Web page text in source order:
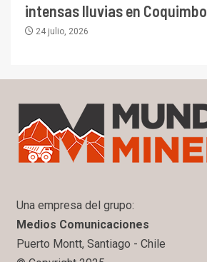
intensas lluvias en Coquimbo
24 julio, 2026
Una empresa del grupo:
Medios Comunicaciones
Puerto Montt, Santiago - Chile